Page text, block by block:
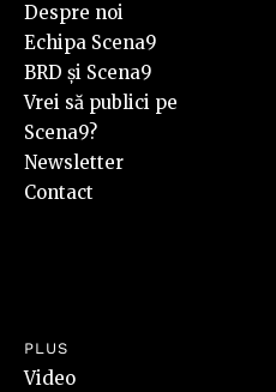
Despre noi
Echipa Scena9
BRD și Scena9
Vrei să publici pe
Scena9?
Newsletter
Contact
PLUS
Video